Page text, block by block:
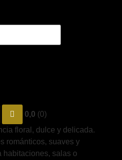
0,0 (0)
floral, dulce y delicada.
románticos, suaves y
habitaciones, salas o